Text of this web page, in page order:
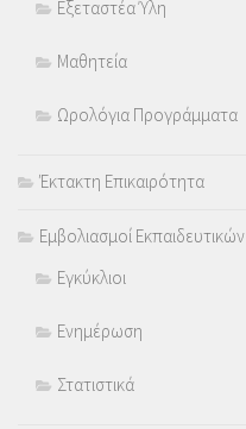
Εξεταστέα Ύλη
Μαθητεία
Ωρολόγια Προγράμματα
Έκτακτη Επικαιρότητα
Εμβολιασμοί Εκπαιδευτικών
Εγκύκλιοι
Ενημέρωση
Στατιστικά